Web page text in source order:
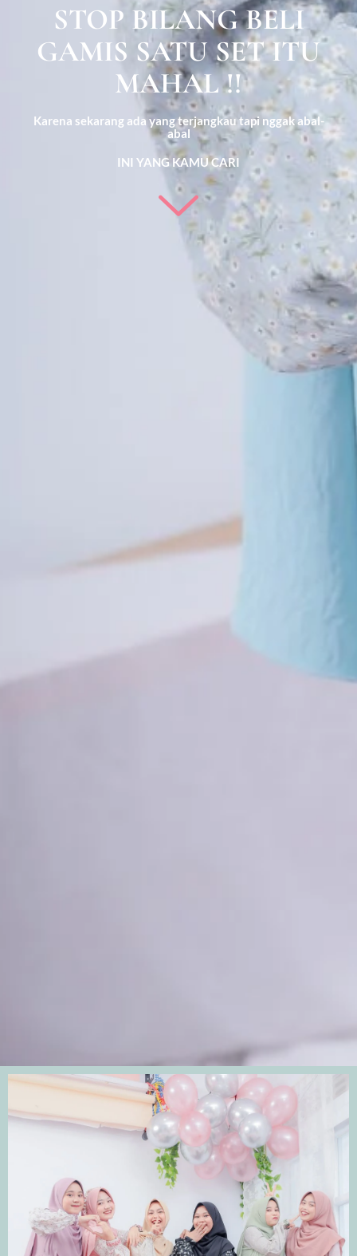
STOP BILANG BELI
GAMIS SATU SET ITU
MAHAL !!
Karena sekarang ada yang terjangkau tapi nggak abal-
abal
INI YANG KAMU CARI